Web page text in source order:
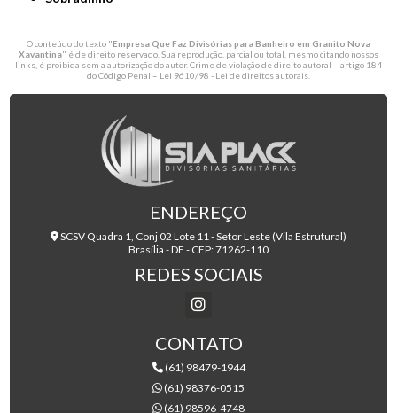
O conteúdo do texto "Empresa Que Faz Divisórias para Banheiro em Granito Nova
Xavantina" é de direito reservado. Sua reprodução, parcial ou total, mesmo citando nossos
links, é proibida sem a autorização do autor. Crime de violação de direito autoral – artigo 184
do Código Penal – Lei 9610/98 - Lei de direitos autorais
ENDEREÇO
SCSV Quadra 1, Conj 02 Lote 11 - Setor Leste (Vila Estrutural)
Brasília - DF - CEP: 71262-110
REDES SOCIAIS
CONTATO
(61) 98479-1944
(61) 98376-0515
(61) 98596-4748